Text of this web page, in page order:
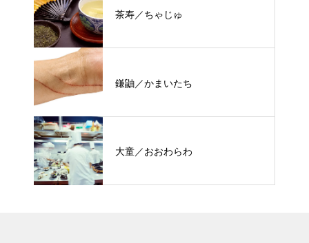
茶寿／ちゃじゅ
鎌鼬／かまいたち
大童／おおわらわ